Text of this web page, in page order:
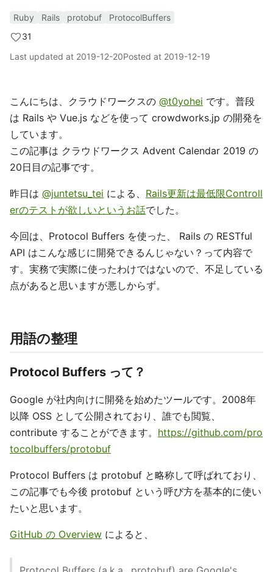
Ruby Rails protobuf
ProtocolBuffers
31
Last updated at 2019-12-20Posted at 2019-12-19
こんにちは、クラウドワークスの @t0yohei です。普段
は Rails や Vue.js などを使って crowdworks.jp の開発を
しています。
この記事は クラウドワークス Advent Calendar 2019 の
20日目の記事です。
昨日は @juntetsu_tei による、 Rails更新は最低限Controll
erのテストが欲しいというお話でした。
今回は、Protocol Buffers を使った、 Rails の RESTful
API はこんな感じに開発できるんじゃない？って内容で
す。実務で実際に使ったわけではないので、不足している
点があると思いますが悪しからず。
用語の整理
Protocol Buffers って？
Google が社内向けに開発を始めたツールです。2008年
以降 OSS として公開されており、誰でも閲覧、
contribute することができます。 https://github.com/pro
tocolbuffers/protobuf
Protocol Buffers は protobuf と略称して呼ばれており、
この記事でも今後 protobuf という呼び方を基本的に使い
たいと思います。
GitHub の Overview によると、